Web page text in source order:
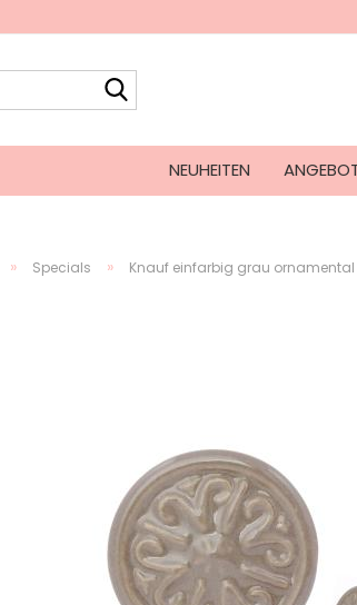
NEUHEITEN
» Specials » Knauf einfarbig grau ornamental